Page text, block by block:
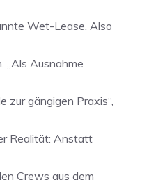
Wet-Lease. Also
„Als Ausnahme
zur gängigen Praxis“,
Realität: Anstatt
Crews aus dem